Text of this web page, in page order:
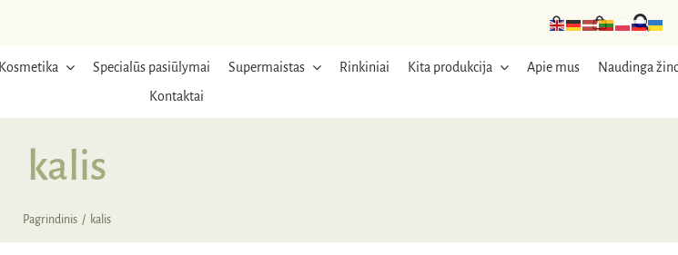
Kosmetika Specialūs pasiūlymai Supermaistas Rinkiniai Kita produkcija Apie mus
Naudinga
Kontaktai
kalis
Pagrindinis kalis